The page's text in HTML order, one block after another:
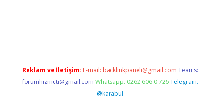
Reklam ve İletişim: E-mail: backlinkpaneli@gmail.com Teams:
forumhizmeti@gmail.com Whatsapp: 0262 606 0 726 Telegram:
@karabul